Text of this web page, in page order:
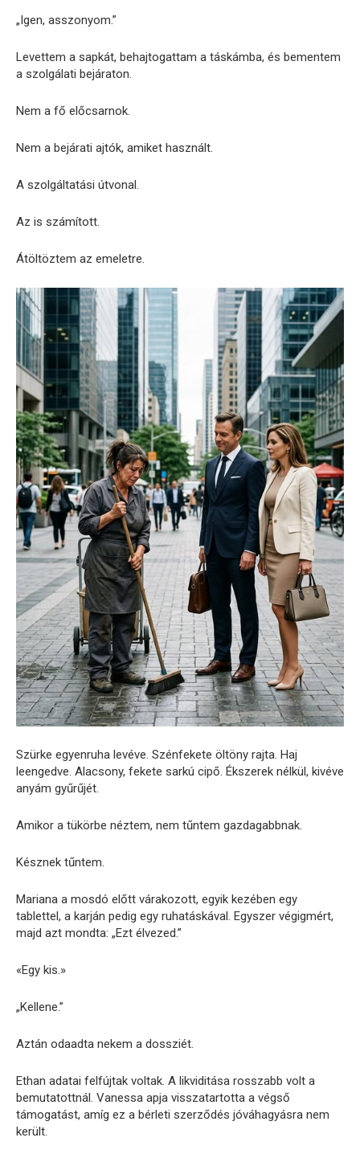
„Igen, asszonyom.”
Levettem a sapkát, behajtogattam a táskámba, és bementem
a szolgálati bejáraton.
Nem a fő előcsarnok.
Nem a bejárati ajtók, amiket használt.
A szolgáltatási útvonal.
Az is számított.
Átöltöztem az emeletre.
Szürke egyenruha levéve. Szénfekete öltöny rajta. Haj
leengedve. Alacsony, fekete sarkú cipő. Ékszerek nélkül, kivéve
anyám gyűrűjét.
Amikor a tükörbe néztem, nem tűntem gazdagabbnak.
Késznek tűntem.
Mariana a mosdó előtt várakozott, egyik kezében egy
tablettel, a karján pedig egy ruhatáskával. Egyszer végigmért,
majd azt mondta: „Ezt élvezed.”
«Egy kis.»
„Kellene.”
Aztán odaadta nekem a dossziét.
Ethan adatai felfújtak voltak. A likviditása rosszabb volt a
bemutatottnál. Vanessa apja visszatartotta a végső
támogatást, amíg ez a bérleti szerződés jóváhagyásra nem
került.